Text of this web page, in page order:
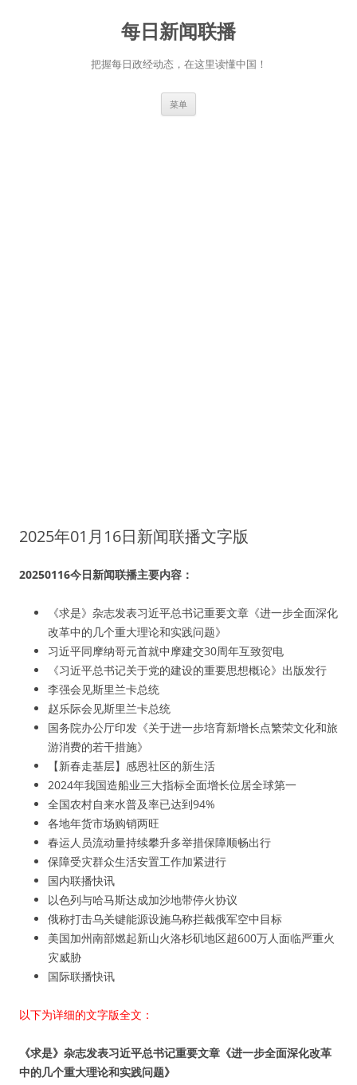
每日新闻联播
把握每日政经动态，在这里读懂中国！
菜单
2025年01月16日新闻联播文字版
20250116今日新闻联播主要内容：
《求是》杂志发表习近平总书记重要文章《进一步全面深化
改革中的几个重大理论和实践问题》
习近平同摩纳哥元首就中摩建交30周年互致贺电
《习近平总书记关于党的建设的重要思想概论》出版发行
李强会见斯里兰卡总统
赵乐际会见斯里兰卡总统
国务院办公厅印发《关于进一步培育新增长点繁荣文化和旅
游消费的若干措施》
【新春走基层】感恩社区的新生活
2024年我国造船业三大指标全面增长位居全球第一
全国农村自来水普及率已达到94%
各地年货市场购销两旺
春运人员流动量持续攀升多举措保障顺畅出行
保障受灾群众生活安置工作加紧进行
国内联播快讯
以色列与哈马斯达成加沙地带停火协议
俄称打击乌关键能源设施乌称拦截俄军空中目标
美国加州南部燃起新山火洛杉矶地区超600万人面临严重火
灾威胁
国际联播快讯
以下为详细的文字版全文：
《求是》杂志发表习近平总书记重要文章《进一步全面深化改革
中的几个重大理论和实践问题》